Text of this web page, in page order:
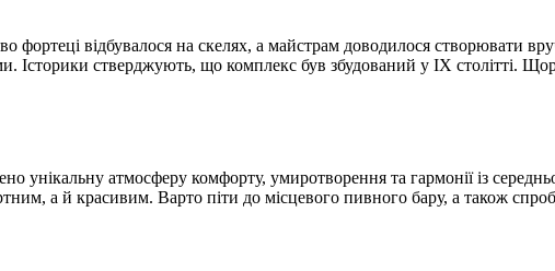
фортеці відбувалося на скелях, а майстрам доводилося створювати
Історики стверджують, що комплекс був збудований у IX столітті.
унікальну атмосферу комфорту, умиротворення та гармонії із
а й красивим. Варто піти до місцевого пивного бару, а також